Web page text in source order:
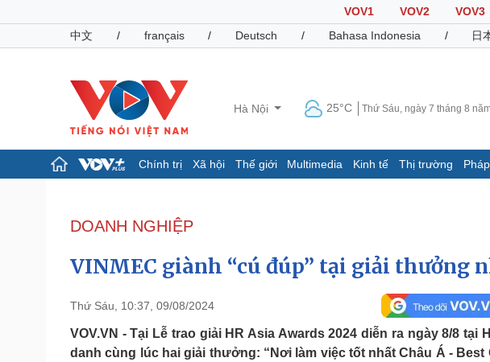
VOV1 VOV2 VOV3
中文
/ français / Deutsch / Bahasa Indonesia / 日
Hà Nội 25°C Thứ Sáu, ngày 7 tháng 8
Chính trị Xã hội Thế giới Multimedia Kinh tế Thị trường
Đảng
Tổ chức nhân sự
Nhận diện sự thật
Dấu ấn VOV
Pháp luật
Vụ án
Quân sự - Quốc phòng
Vũ khí
Thể thao
Bóng đá
DOANH NGHIỆP
VINMEC giành “cú đúp” tại giải thưởng
Thứ Sáu, 10:37, 09/08/2024
VOV.VN - Tại Lễ trao giải HR Asia Awards 2024 diễn ra ngày 8/8
danh cùng lúc hai giải thưởng: “Nơi làm việc tốt nhất Châu Á - Best